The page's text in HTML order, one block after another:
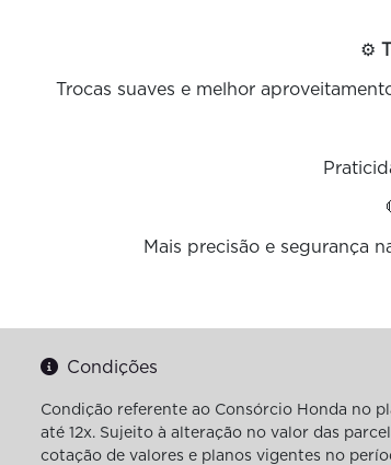
⚙️
Trocas suaves e melhor
Mais precisão e segurança
Condições
Condição referente ao Consórcio Honda no
até 12x. Sujeito à alteração no valor das
cotação de valores e planos vigentes no